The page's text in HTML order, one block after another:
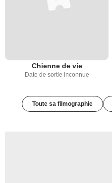
Chienne de vie
Date de sortie inconnue
Toute sa filmographie